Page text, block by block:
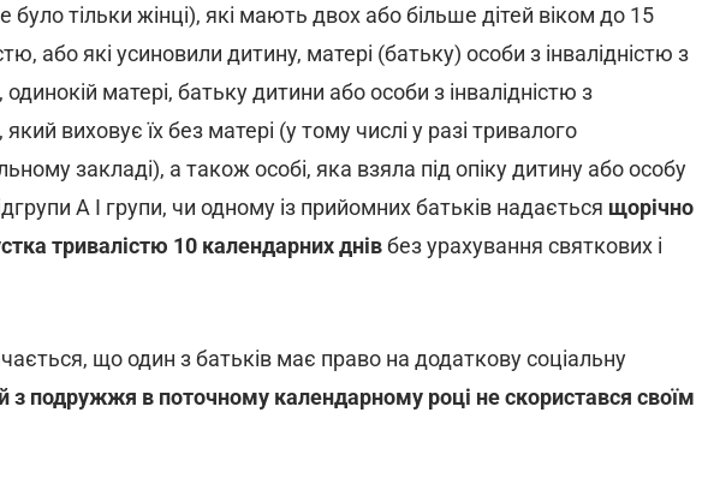
було тільки жінці), які мають двох або більше дітей віком до 15
або які усиновили дитину, матері (батьку) особи з інвалідністю з
матері, батьку дитини або особи з інвалідністю з
виховує їх без матері (у тому числі у разі тривалого
закладі), а також особі, яка взяла під опіку дитину або особу
А I групи, чи одному із прийомних батьків надається щорічно
тривалістю 10 календарних днівбез урахування святкових і
що один з батьків має право на додаткову соціальну
з подружжя в поточному календарному році не скористався своїм